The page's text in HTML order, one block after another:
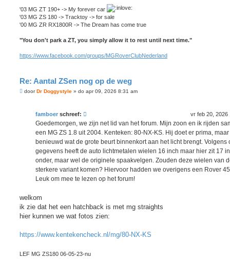
'03 MG ZT 190+ -> My forever car
'03 MG ZS 180 -> Tracktoy -> for sale
'00 MG ZR RX1800R -> The Dream has come true
"You don't park a ZT, you simply allow it to rest until next time."
https://www.facebook.com/groups/MGRoverClubNederland
Re: Aantal ZSen nog op de weg
BdoorDr Doggystyle » do apr 09, 2026 8:31 am
famboer schreef: vr feb 20, 2026
Goedemorgen, we zijn net lid van het forum. Mijn zoon en ik rijden
een MG ZS 1.8 uit 2004. Kenteken: 80-NX-KS. Hij doet er prima,
benieuwd wat de grote beurt binnenkort aan het licht brengt. Volgens
gegevens heeft de auto lichtmetalen wielen 16 inch maar hier zit 17
onder, maar wel de originele spaakvelgen. Zouden deze wielen van
sterkere variant komen? Hiervoor hadden we overigens een Rover
Leuk om mee te lezen op het forum!
welkom
ik zie dat het een hatchback is met mg straights
hier kunnen we wat fotos zien:
https://www.kentekencheck.nl/mg/80-NX-KS
LEF MG ZS180 06-05-23-nu